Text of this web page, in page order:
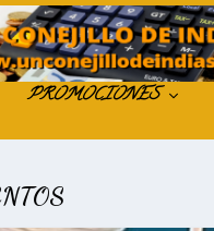
PROMOCIONES